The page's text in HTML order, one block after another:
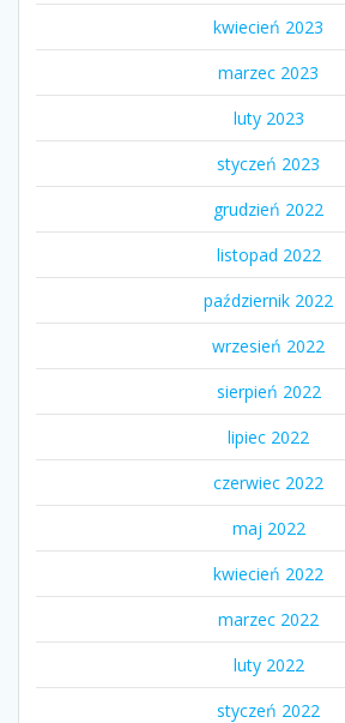
kwiecień 2023
marzec 2023
luty 2023
styczeń 2023
grudzień 2022
listopad 2022
październik 2022
wrzesień 2022
sierpień 2022
lipiec 2022
czerwiec 2022
maj 2022
kwiecień 2022
marzec 2022
luty 2022
styczeń 2022